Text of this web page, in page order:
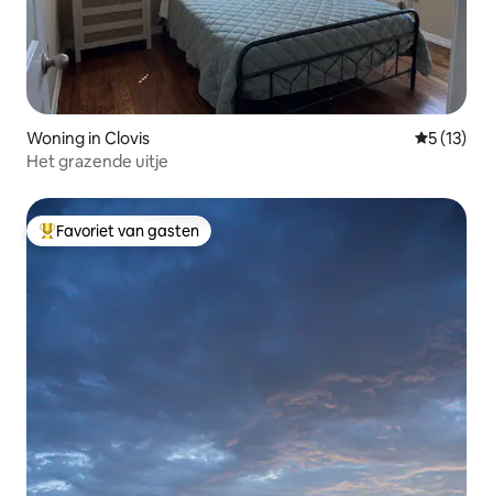
Woning in Clovis
5 (13)
Het grazende uitje
Topfavoriet van gasten
Favoriet van gasten